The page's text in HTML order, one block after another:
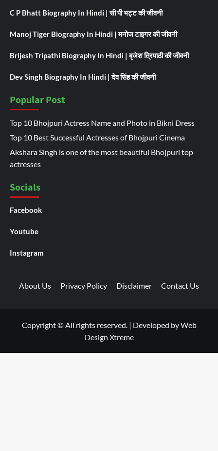
C P Bhatt Biography In Hindi | सी पी भट्ट की जीवनी
Manoj Tiger Biography In Hindi | मनोज टाइगर की जीवनी
Brijesh Tripathi Biography In Hindi | बृजेश त्रिपाठी की जीवनी
Dev Singh Biography In Hindi | देव सिंह की जीवनी
Popular Post
Top 10 Bhojpuri Actress Name and Photo in Bikni Dress
Top 10 Best Successful Actresses of Bhojpuri Cinema
Akshara Singh is one of the most beautiful Bhojpuri top
actresses
Socials
Facebook
Youtube
Instagram
About Us Privacy Policy Disclaimer Contact Us
Copyright © All rights reserved. | Developed byWeb
Design Xtreme